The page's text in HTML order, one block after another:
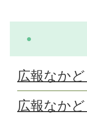
広報なか
広報なか